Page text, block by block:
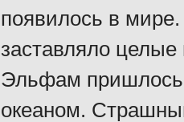
появилось в
заставляло целые
Эльфам пришлось
океаном.